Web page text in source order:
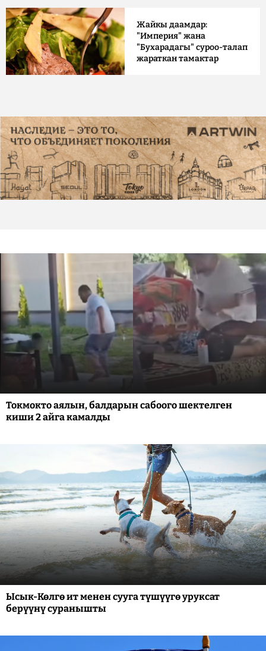
Жайкы даамдар:
"Империя" жана
"Бухарадагы" суроо-талап
жараткан тамактар
Токмокто аялын, балдарын сабоого шектелген
киши 2 айга камалды
Ысык-Көлгө ит менен сууга түшүүгө уруксат
берүүнү суранышты